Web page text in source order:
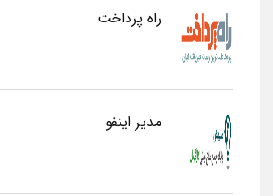
راه پرداخت
مدیر اینفو